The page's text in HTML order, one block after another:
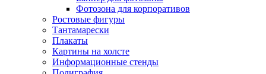
Фотозона для корпоративов
Ростовые фигуры
Тантамарески
Плакаты
Картины на холсте
Информационные стенды